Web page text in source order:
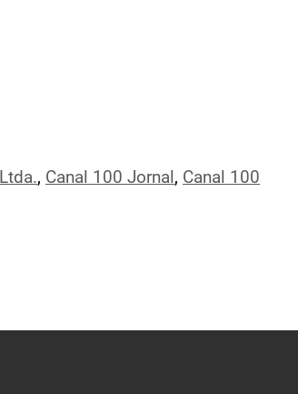
, Canal 100 Jornal , Canal 100